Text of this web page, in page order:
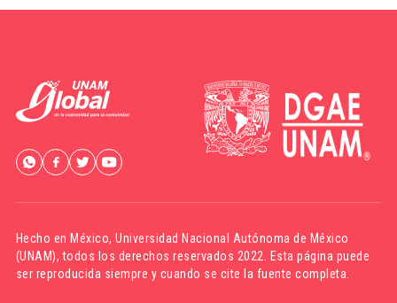
Hecho en México,Universidad Nacional Autónoma de México
(UNAM), todos los derechos reservados 2022. Esta página puede
ser reproducida siempre y cuando se cite la fuente completa.